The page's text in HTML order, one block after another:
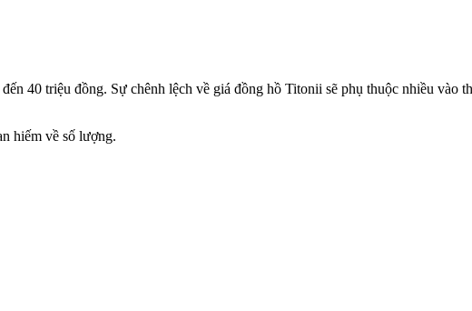
40 triệu đồng. Sự chênh lệch về giá đồng hồ Titonii sẽ phụ thuộc nhiều vào
hiếm về số lượng.